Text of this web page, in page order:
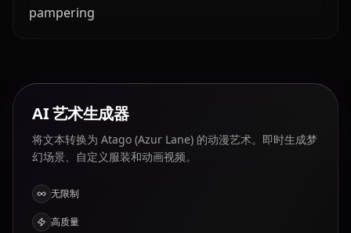
pampering
AI 艺术生成器
将文本转换为 Atago (Azur Lane) 的动漫艺术。即时生成梦
幻场景、自定义服装和动画视频。
无限制
高质量